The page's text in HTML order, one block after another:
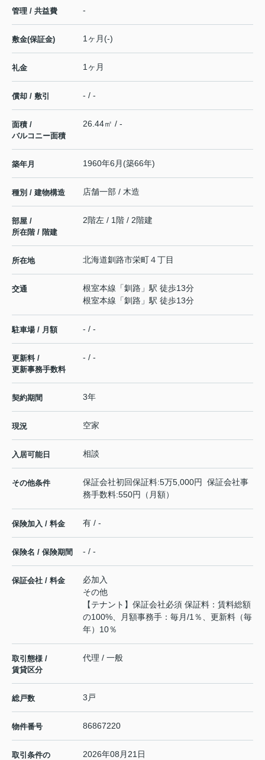
管理 / 共益費 -
敷金(保証金) 1ヶ月(-)
礼金 1ヶ月
償却 / 敷引 - / -
面積 /
バルコニー面積
26.44㎡ / -
築年月 1960年6月(築66年)
種別 / 建物構造 店舗一部 / 木造
部屋 /
所在階 / 階建
2階左 / 1階 / 2階建
所在地 北海道釧路市栄町４丁目
交通 根室本線 「釧路 」駅 徒歩13分
根室本線 「釧路 」駅 徒歩13分
駐車場 / 月額 - / -
更新料 /
更新事務手数料
- / -
契約期間 3年
現況 空家
入居可能日 相談
その他条件
保証会社初回保証料:5万5,000円 保証会社事
務手数料:550円（月額）
保険加入 / 料金 有 / -
保険名 / 保険期間 - / -
保証会社 / 料金
必加入
その他
【テナント】保証会社必須 保証料：賃料総額
の100%、月額事務手：毎月/1％、更新料（毎
年）10％
取引態様 /
賃貸区分
代理 / 一般
総戸数 3戸
物件番号 86867220
取引条件の 2026年08月21日